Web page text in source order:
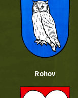
Rohov